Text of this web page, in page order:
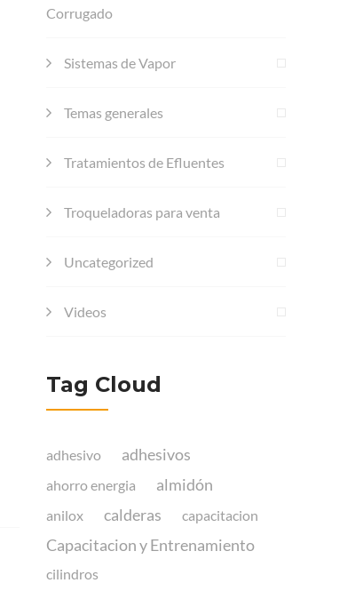
Corrugado
Sistemas de Vapor
Temas generales
Tratamientos de Efluentes
Troqueladoras para venta
Uncategorized
Videos
Tag Cloud
adhesivo adhesivos
ahorro energia almidón
anilox calderas capacitacion
Capacitacion y Entrenamiento
cilindros